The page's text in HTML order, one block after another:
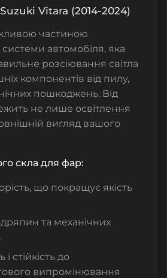
Vitara (2014-2024)
частиною
системи автомобіля, яка
розсіювання світла
компонентів від пилу,
пошкоджень. Від
не лише освітлення
вигляд вашого
скла для фар:
що покращує якість
та механічних
і стійкість до
випромінювання